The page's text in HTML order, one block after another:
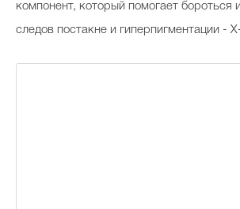
компонент, который помогает бороться
следов постакне и гиперпигментации -